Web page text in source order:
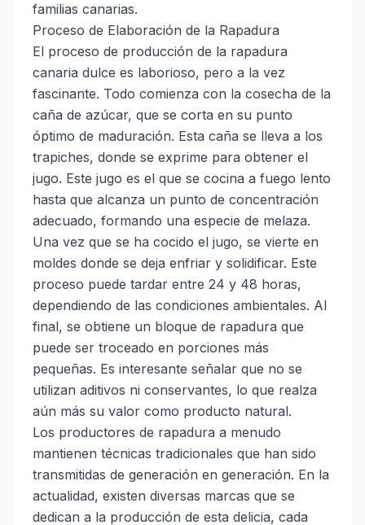
familias canarias.
Proceso de Elaboración de la Rapadura
El proceso de producción de la rapadura
canaria dulce es laborioso, pero a la vez
fascinante. Todo comienza con la cosecha de la
caña de azúcar, que se corta en su punto
óptimo de maduración. Esta caña se lleva a los
trapiches, donde se exprime para obtener el
jugo. Este jugo es el que se cocina a fuego lento
hasta que alcanza un punto de concentración
adecuado, formando una especie de melaza.
Una vez que se ha cocido el jugo, se vierte en
moldes donde se deja enfriar y solidificar. Este
proceso puede tardar entre 24 y 48 horas,
dependiendo de las condiciones ambientales. Al
final, se obtiene un bloque de rapadura que
puede ser troceado en porciones más
pequeñas. Es interesante señalar que no se
utilizan aditivos ni conservantes, lo que realza
aún más su valor como producto natural.
Los productores de rapadura a menudo
mantienen técnicas tradicionales que han sido
transmitidas de generación en generación. En la
actualidad, existen diversas marcas que se
dedican a la producción de esta delicia, cada